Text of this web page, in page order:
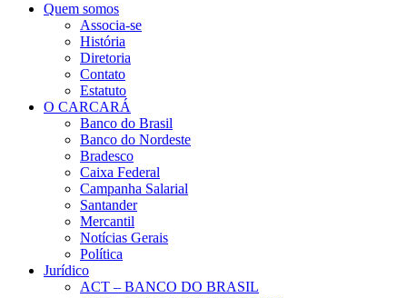
Quem somos
Associa-se
História
Diretoria
Contato
Estatuto
O CARCARÁ
Banco do Brasil
Banco do Nordeste
Bradesco
Caixa Federal
Campanha Salarial
Santander
Mercantil
Notícias Gerais
Política
Jurídico
ACT – BANCO DO BRASIL